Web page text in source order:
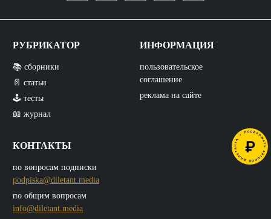
РУБРИКАТОР
📚 сборники
📄 статьи
🕹️ тесты
📖 журнал
КОНТАКТЫ
по вопросам подписки
podpiska@diletant.media
по общим вопросам
info@diletant.media
ИНФОРМАЦИЯ
пользовательское
соглашение
реклама на сайте